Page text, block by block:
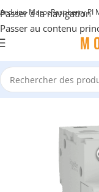
Passer à la navigation
Passer au contenu
Arduino MarocRaspberry PI